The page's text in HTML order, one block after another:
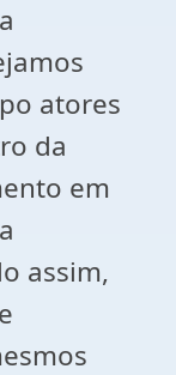
atores
da
em
assim,